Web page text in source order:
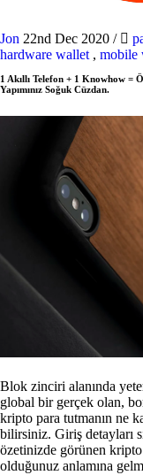
Jon 22nd Dec 2020 /
hardware wallet , mobile
1 Akıllı Telefon + 1 Knowhow =
Yapımınız Soğuk Cüzdan.
Blok zinciri alanında
global bir gerçek olan,
kripto para tutmanın ne
bilirsiniz. Giriş detayları
özetinizde görünen kripto
olduğunuz anlamına